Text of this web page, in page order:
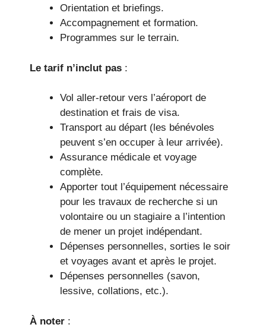
Orientation et briefings.
Accompagnement et formation.
Programmes sur le terrain.
Le tarif n’inclut pas :
Vol aller-retour vers l’aéroport de
destination et frais de visa.
Transport au départ (les bénévoles
peuvent s’en occuper à leur arrivée).
Assurance médicale et voyage
complète.
Apporter tout l’équipement nécessaire
pour les travaux de recherche si un
volontaire ou un stagiaire a l’intention
de mener un projet indépendant.
Dépenses personnelles, sorties le soir
et voyages avant et après le projet.
Dépenses personnelles (savon,
lessive, collations, etc.).
À noter :